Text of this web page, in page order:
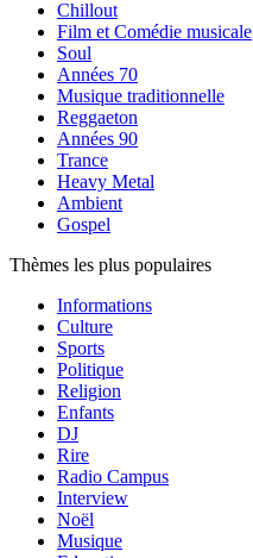
Chillout
Film et Comédie musicale
Soul
Années 70
Musique traditionnelle
Reggaeton
Années 90
Trance
Heavy Metal
Ambient
Gospel
Thèmes les plus populaires
Informations
Culture
Sports
Politique
Religion
Enfants
DJ
Rire
Radio Campus
Interview
Noël
Musique